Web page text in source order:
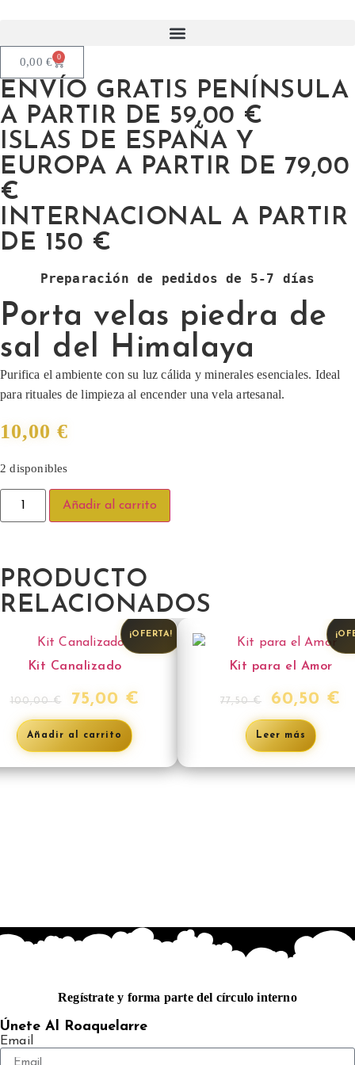
0,00 € 0
ENVÍO GRATIS PENÍNSULA
A PARTIR DE 59,00 €
ISLAS DE ESPAÑA Y
EUROPA A PARTIR DE 79,00
€
INTERNACIONAL A PARTIR
DE 150 €
Preparación de pedidos de 5-7 días
Porta velas piedra de
sal del Himalaya
Purifica el ambiente con su luz cálida y minerales esenciales. Ideal
para rituales de limpieza al encender una vela artesanal.
10,00 €
2 disponibles
Añadir al carrito
PRODUCTO
RELACIONADOS
¡OFERTA!
Kit Canalizado
100,00€ 75,00 €
Añadir al carrito
Kit para el Amor
77,50€ 60,50 €
Leer más
Regístrate y forma parte del círculo interno
Únete Al Roaquelarre
Email